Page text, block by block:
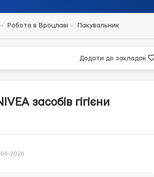
Робота в Вроцлаві Пакувальник
Додати до закладок
засобів гігієни
06-2026